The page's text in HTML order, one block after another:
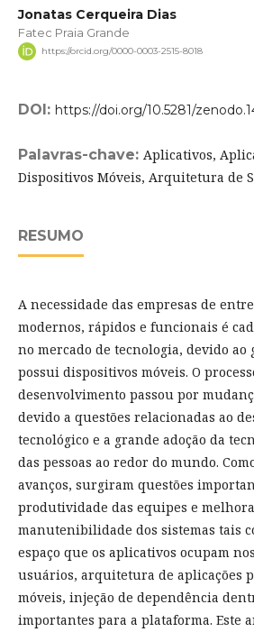
Jonatas Cerqueira Dias
Fatec Praia Grande
https://orcid.org/0000-0003-2515-8018
DOI: https://doi.org/10.5281/
Palavras-chave: Aplicativos,
Dispositivos Móveis, Arquitetura de
RESUMO
A necessidade das empresas de
modernos, rápidos e funcionais é
no mercado de tecnologia, devido
possui dispositivos móveis. O
desenvolvimento passou por
devido a questões relacionadas ao
tecnológico e a grande adoção da
das pessoas ao redor do mundo.
avanços, surgiram questões
produtividade das equipes e
manutenibilidade dos sistemas tais
espaço que os aplicativos ocupam
usuários, arquitetura de aplicações
móveis, injeção de dependência
importantes para a plataforma. Este